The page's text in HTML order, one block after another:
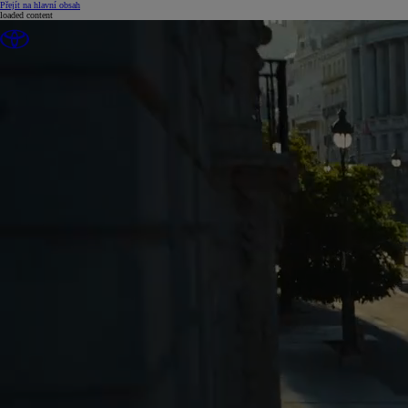
Přejít na hlavní obsah(Press Enter)
loaded content